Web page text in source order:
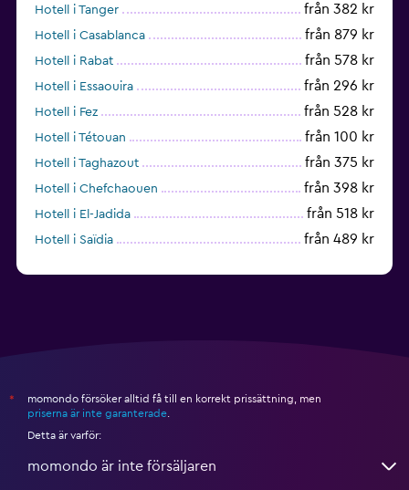
Hotell i Tanger från 382 kr
Hotell i Casablanca från 879 kr
Hotell i Rabat från 578 kr
Hotell i Essaouira från 296 kr
Hotell i Fez från 528 kr
Hotell i Tétouan från 100 kr
Hotell i Taghazout från 375 kr
Hotell i Chefchaouen från 398 kr
Hotell i El-Jadida från 518 kr
Hotell i Saïdia från 489 kr
*
momondo försöker alltid få till en korrekt prissättning, men
priserna är inte garanterade
Detta är varför:
momondo är inte försäljaren